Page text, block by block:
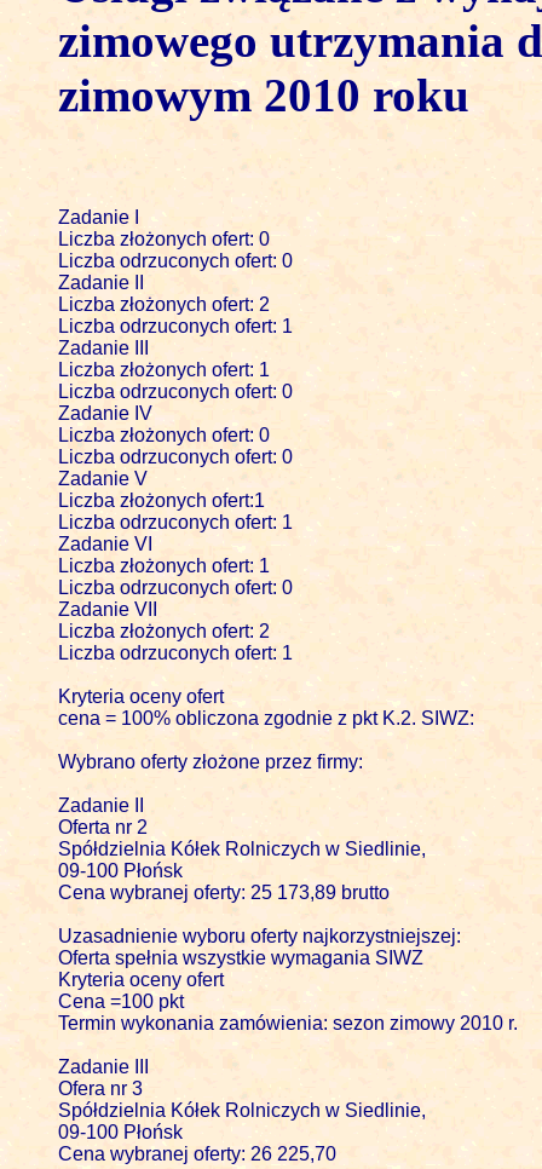
zimowego utrzymania
zimowym 2010 roku
Zadanie I
Liczba złożonych ofert: 0
Liczba odrzuconych ofert: 0
Zadanie II
Liczba złożonych ofert: 2
Liczba odrzuconych ofert: 1
Zadanie III
Liczba złożonych ofert: 1
Liczba odrzuconych ofert: 0
Zadanie IV
Liczba złożonych ofert: 0
Liczba odrzuconych ofert: 0
Zadanie V
Liczba złożonych ofert:1
Liczba odrzuconych ofert: 1
Zadanie VI
Liczba złożonych ofert: 1
Liczba odrzuconych ofert: 0
Zadanie VII
Liczba złożonych ofert: 2
Liczba odrzuconych ofert: 1
Kryteria oceny ofert
cena = 100% obliczona zgodnie z pkt K.2. SIWZ:
Wybrano oferty złożone przez firmy:
Zadanie II
Oferta nr 2
Spółdzielnia Kółek Rolniczych w Siedlinie,
09-100 Płońsk
Cena wybranej oferty: 25 173,89 brutto
Uzasadnienie wyboru oferty najkorzystniejszej:
Oferta spełnia wszystkie wymagania SIWZ
Kryteria oceny ofert
Cena =100 pkt
Termin wykonania zamówienia: sezon zimowy 2010 r.
Zadanie III
Ofera nr 3
Spółdzielnia Kółek Rolniczych w Siedlinie,
09-100 Płońsk
Cena wybranej oferty: 26 225,70